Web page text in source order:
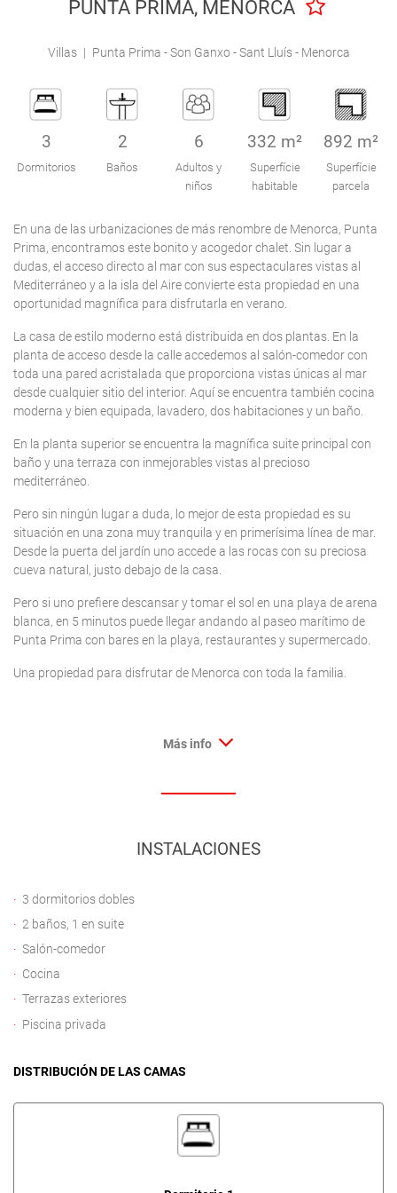
Engel & Völkers Holiday Villas
PUNTA PRIMA, MENORCA
Villas | Punta Prima - Son Ganxo - Sant Lluís - Menorca
3
Dormitorios
2
Baños
6
Adultos y
niños
332 m²
Superfície
habitable
892 m²
Superfície
parcela
En una de las urbanizaciones de más renombre de Menorca, Punta
Prima, encontramos este bonito y acogedor chalet. Sin lugar a
dudas, el acceso directo al mar con sus espectaculares vistas al
Mediterráneo y a la isla del Aire convierte esta propiedad en una
oportunidad magnífica para disfrutarla en verano.
La casa de estilo moderno está distribuida en dos plantas. En la
planta de acceso desde la calle accedemos al salón-comedor con
toda una pared acristalada que proporciona vistas únicas al mar
desde cualquier sitio del interior. Aquí se encuentra también cocina
moderna y bien equipada, lavadero, dos habitaciones y un baño.
En la planta superior se encuentra la magnífica suite principal con
baño y una terraza con inmejorables vistas al precioso
mediterráneo.
Pero sin ningún lugar a duda, lo mejor de esta propiedad es su
situación en una zona muy tranquila y en primerísima línea de mar.
Desde la puerta del jardín uno accede a las rocas con su preciosa
cueva natural, justo debajo de la casa.
Pero si uno prefiere descansar y tomar el sol en una playa de arena
blanca, en 5 minutos puede llegar andando al paseo marítimo de
Punta Prima con bares en la playa, restaurantes y supermercado.
Una propiedad para disfrutar de Menorca con toda la familia.
Más info
INSTALACIONES
3 dormitorios dobles
2 baños, 1 en suite
Salón-comedor
Cocina
Terrazas exteriores
Piscina privada
DISTRIBUCIÓN DE LAS CAMAS